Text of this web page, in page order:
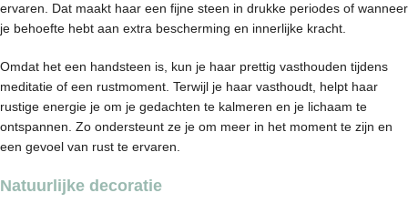
ervaren. Dat maakt haar een fijne steen in drukke periodes of wanneer
je behoefte hebt aan extra bescherming en innerlijke kracht.
Omdat het een handsteen is, kun je haar prettig vasthouden tijdens
meditatie of een rustmoment. Terwijl je haar vasthoudt, helpt haar
rustige energie je om je gedachten te kalmeren en je lichaam te
ontspannen. Zo ondersteunt ze je om meer in het moment te zijn en
een gevoel van rust te ervaren.
Natuurlijke decoratie